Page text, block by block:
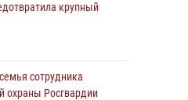
провели
тонущую женщину в
крупный
сотрудника
охраны Росгвардии